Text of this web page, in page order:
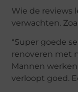
Wie de reviews
verwachten.
“Super goede
renoveren met
Mannen
verloopt goed.